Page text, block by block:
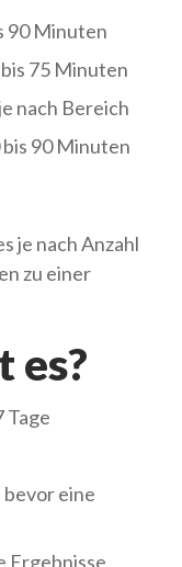
90 Minuten
bis 75 Minuten
nach Bereich
bis 90 Minuten
je nach Anzahl
zu einer
es?
Tage
bevor eine
Ergebnisse